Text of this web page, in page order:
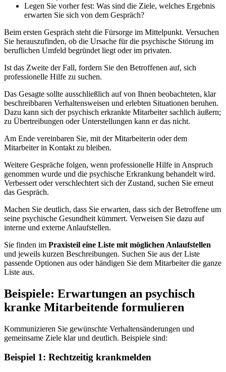
Legen Sie vorher fest: Was sind die Ziele, welches Ergebnis
erwarten Sie sich von dem Gespräch?
Beim ersten Gespräch steht die Fürsorge im Mittelpunkt. Versuchen
Sie herauszufinden, ob die Ursache für die psychische Störung im
beruflichen Umfeld begründet liegt oder im privaten.
Ist das Zweite der Fall, fordern Sie den Betroffenen auf, sich
professionelle Hilfe zu suchen.
Das Gesagte sollte ausschließlich auf von Ihnen beobachteten, klar
beschreibbaren Verhaltensweisen und erlebten Situationen beruhen.
Dazu kann sich der psychisch erkrankte Mitarbeiter sachlich äußern;
zu Übertreibungen oder Unterstellungen kann er das nicht.
Am Ende vereinbaren Sie, mit der Mitarbeiterin oder dem
Mitarbeiter in Kontakt zu bleiben.
Weitere Gespräche folgen, wenn professionelle Hilfe in Anspruch
genommen wurde und die psychische Erkrankung behandelt wird.
Verbessert oder verschlechtert sich der Zustand, suchen Sie erneut
das Gespräch.
Machen Sie deutlich, dass Sie erwarten, dass sich der Betroffene um
seine psychische Gesundheit kümmert. Verweisen Sie dazu auf
interne und externe Anlaufstellen.
Sie finden im Praxisteil eine Liste mit möglichen Anlaufstellen
und jeweils kurzen Beschreibungen. Suchen Sie aus der Liste
passende Optionen aus oder händigen Sie dem Mitarbeiter die ganze
Liste aus.
Beispiele: Erwartungen an psychisch
kranke Mitarbeitende formulieren
Kommunizieren Sie gewünschte Verhaltensänderungen und
gemeinsame Ziele klar und deutlich. Beispiele sind:
Beispiel 1: Rechtzeitig krankmelden